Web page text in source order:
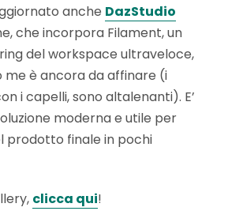
anche DazStudio
che incorpora Filament, un
del workspace ultraveloce,
me è ancora da affinare (i
i capelli, sono altalenanti). E’
moderna e utile per
prodotto finale in pochi
clicca qui!